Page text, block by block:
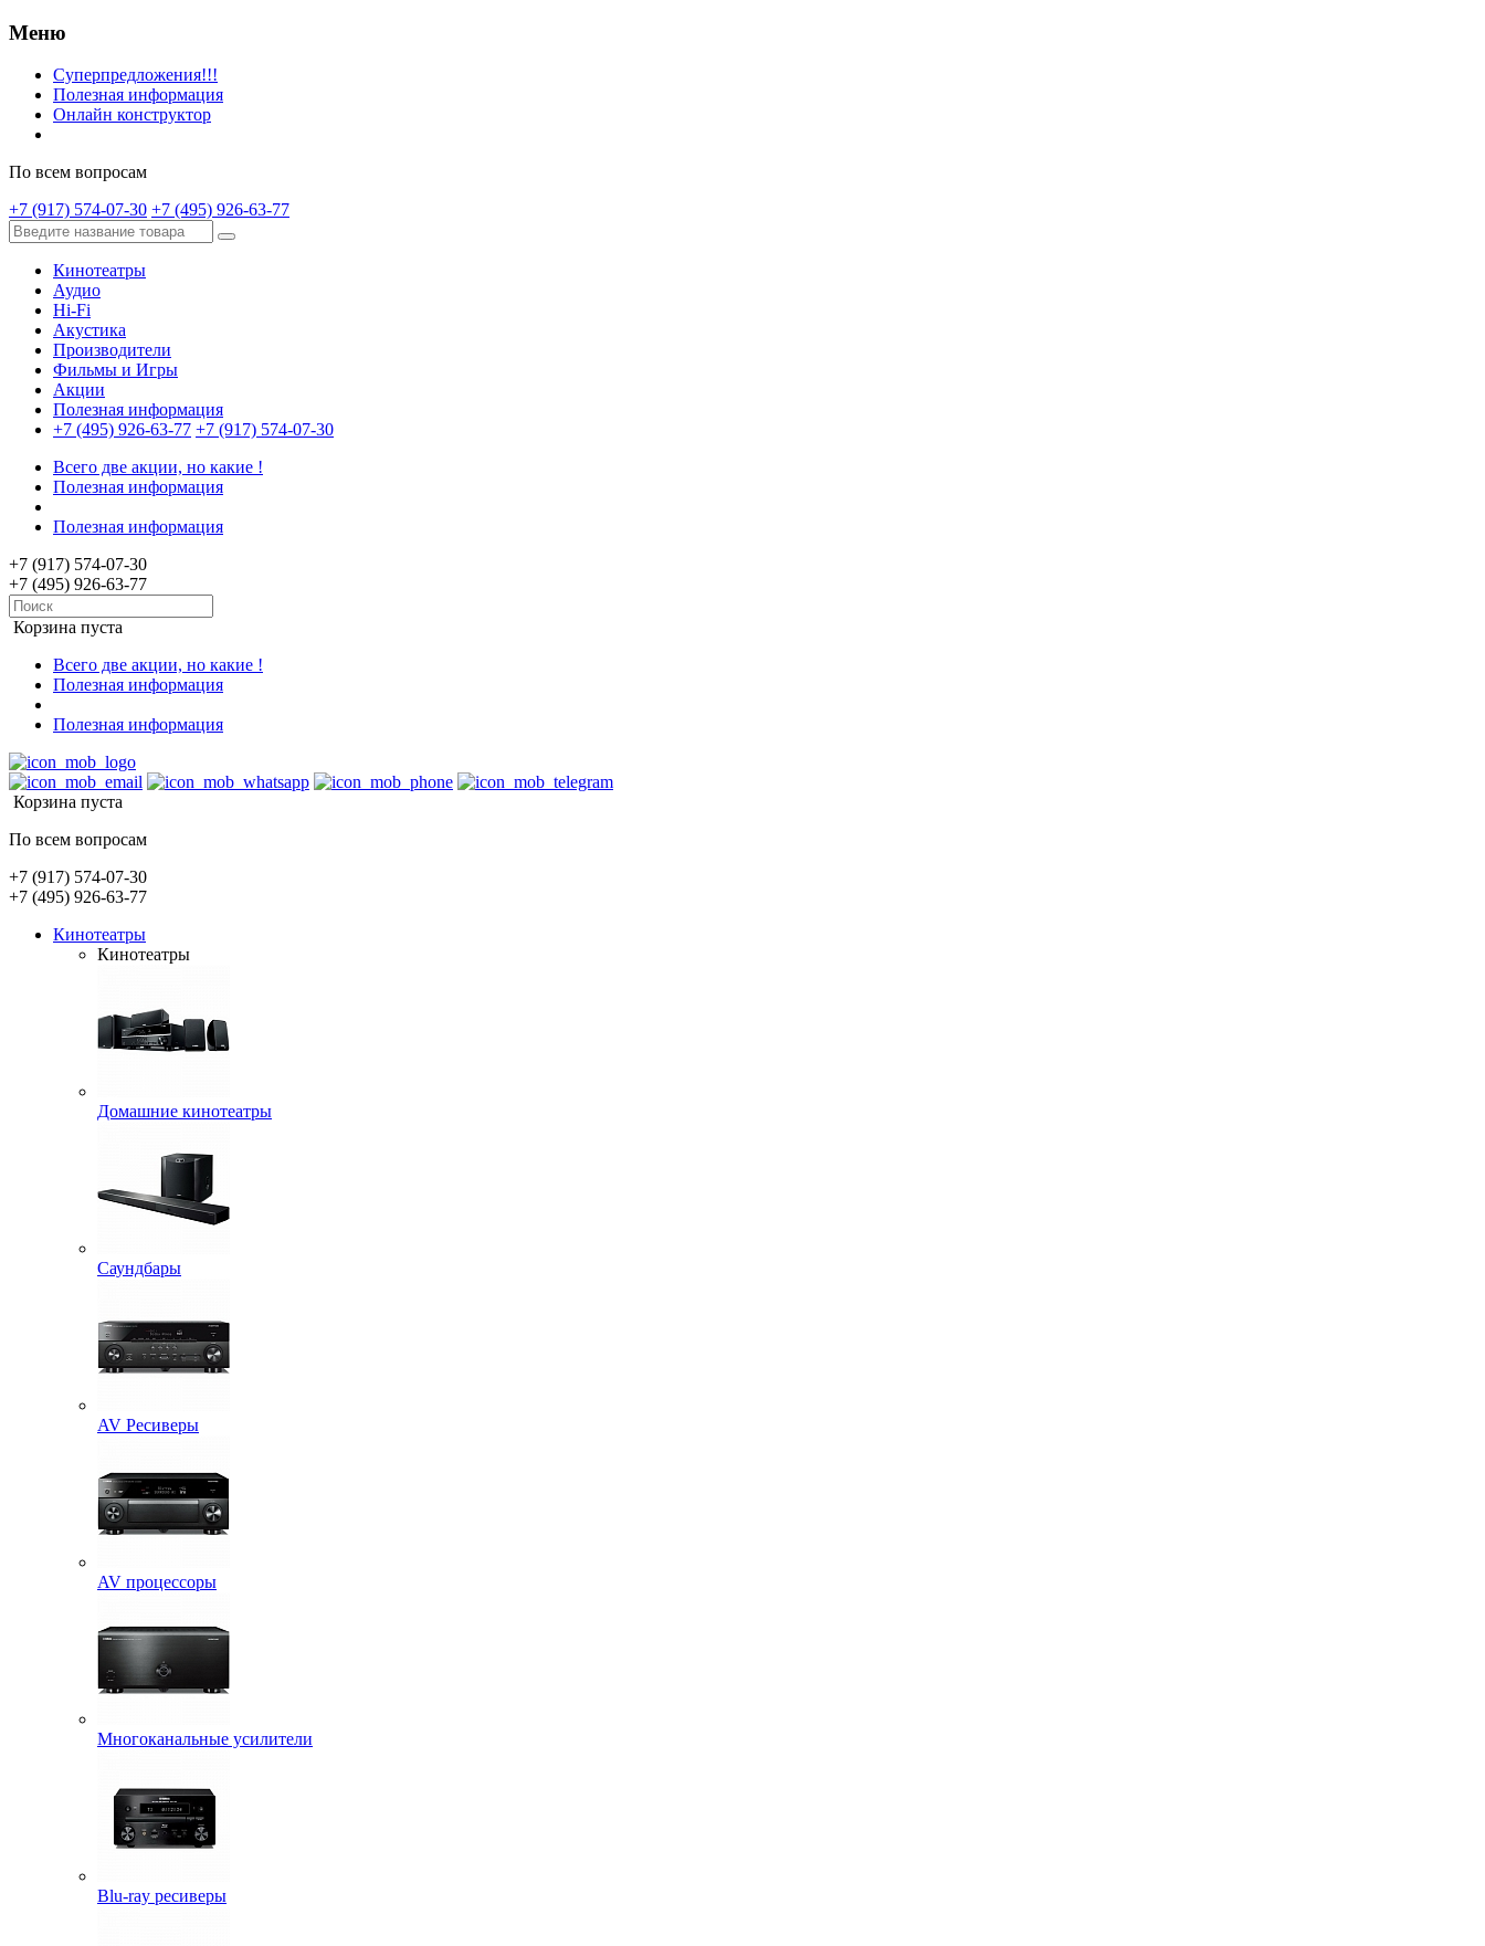
Меню
Суперпредложения!!!
Полезная информация
Онлайн конструктор
По всем вопросам
+7 (917) 574-07-30 +7 (495) 926-63-77
Кинотеатры
Аудио
Hi-Fi
Акустика
Производители
Фильмы и Игры
Акции
Полезная информация
+7 (495) 926-63-77 +7 (917) 574-07-30
Всего две акции, но какие !
Полезная информация
Полезная информация
+7 (917) 574-07-30
+7 (495) 926-63-77
Корзина пуста
Всего две акции, но какие !
Полезная информация
Полезная информация
Корзина пуста
По всем вопросам
+7 (917) 574-07-30
+7 (495) 926-63-77
Кинотеатры
Кинотеатры
Домашние кинотеатры
Саундбары
AV Ресиверы
AV процессоры
Многоканальные усилители
Blu-ray ресиверы